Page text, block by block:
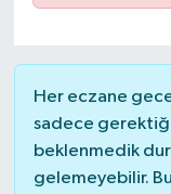
Her eczane
sadece
beklenmedik
gelemeyebilir.